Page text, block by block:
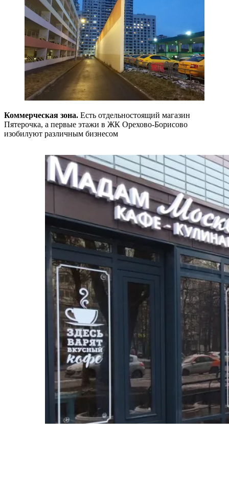
Коммерческая зона. Есть отдельностоящий магазин
Пятерочка, а первые этажи в ЖК Орехово-Борисово
изобилуют различным бизнесом